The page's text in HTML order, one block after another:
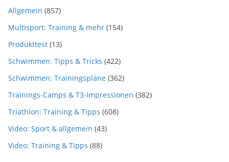
Allgemein (857)
Multisport: Training & mehr (154)
Produkttest (13)
Schwimmen: Tipps & Tricks (422)
Schwimmen: Trainingspläne (362)
Trainings-Camps & T3-Impressionen (382)
Triathlon: Training & Tipps (608)
Video: Sport & allgemein (43)
Video: Training & Tipps (88)